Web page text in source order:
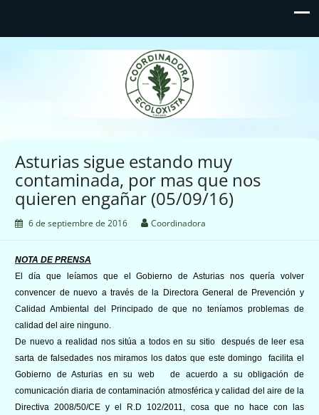
Coordinadora Ecoloxista
d'Asturies
Asturias sigue estando muy
contaminada, por mas que nos
quieren engañar (05/09/16)
6 de septiembre de 2016 Coordinadora
NOTA DE PRENSA
El día que leíamos que el Gobierno de Asturias nos quería volver
convencer de nuevo a través de la Directora General de Prevención y
Calidad Ambiental del Principado de que no teníamos problemas de
calidad del aire ninguno.
De nuevo a realidad nos sitúa a todos en su sitio después de leer esa
sarta de falsedades nos miramos los datos que este domingo
facilita el
Gobierno de Asturias en su web
de acuerdo a su obligación de
comunicación diaria de contaminación atmosférica y calidad del aire de la
Directiva 2008/50/CE y el R.D 102/2011, cosa que no hace con las